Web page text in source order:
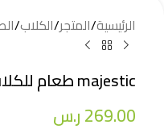
الرئيسية/المتجر/الكلاب/
majestic طعام للكلاب الصغيرة 15 كيلو
269.00ر.س